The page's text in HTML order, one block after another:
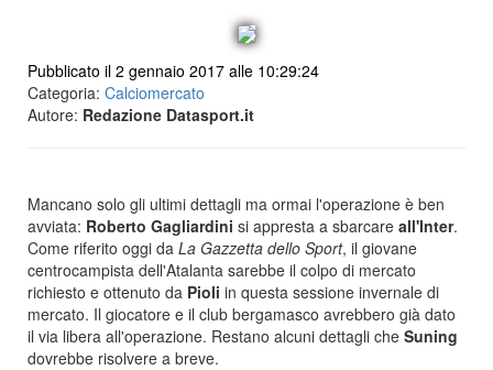
Pubblicato il 2 gennaio 2017 alle 10:29:24
Categoria: Calciomercato
Autore: Redazione Datasport.it
Mancano solo gli ultimi dettagli ma ormai l'operazione è ben
avviata: Roberto Gagliardini si appresta a sbarcare all'Inter.
Come riferito oggi da La Gazzetta dello Sport, il giovane
centrocampista dell'Atalanta sarebbe il colpo di mercato
richiesto e ottenuto da Pioli in questa sessione invernale di
mercato. Il giocatore e il club bergamasco avrebbero già dato
il via libera all'operazione. Restano alcuni dettagli che Suning
dovrebbe risolvere a breve.